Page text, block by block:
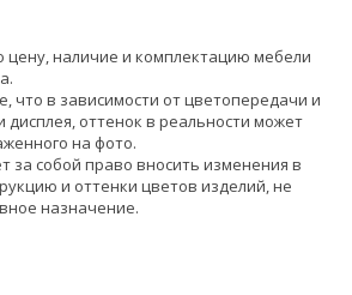
цену, наличие и комплектацию мебели
что в зависимости от цветопередачи и
дисплея, оттенок в реальности может
на фото.
за собой право вносить изменения в
и оттенки цветов изделий, не
назначение.